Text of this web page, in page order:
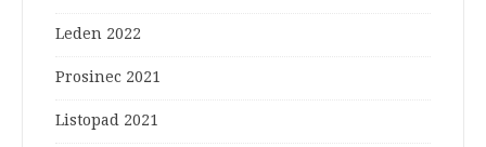
Leden 2022
Prosinec 2021
Listopad 2021